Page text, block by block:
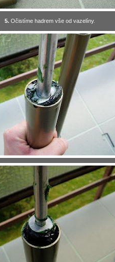
5. Očistíme hadrem vše od vazelíny.